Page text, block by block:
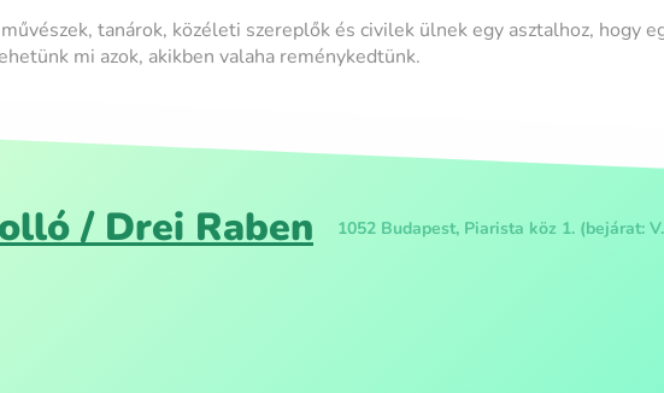
tanárok, közéleti szereplők és civilek ülnek egy asztalhoz, hogy
mi azok, akikben valaha reménykedtünk.
/ Drei Raben 1052 Budapest, Piarista köz 1. (bejárat: